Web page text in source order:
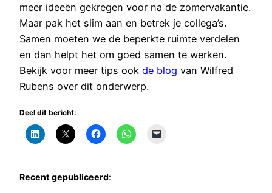
meer ideeën gekregen voor na de zomervakantie.
Maar pak het slim aan en betrek je collega’s.
Samen moeten we de beperkte ruimte verdelen
en dan helpt het om goed samen te werken.
Bekijk voor meer tips ook de blog van Wilfred
Rubens over dit onderwerp.
Deel dit bericht:
Recent gepubliceerd: